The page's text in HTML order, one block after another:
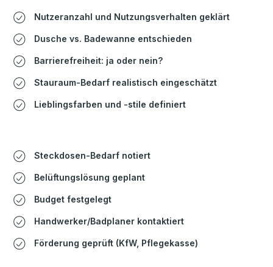
Nutzeranzahl und Nutzungsverhalten geklärt
Dusche vs. Badewanne entschieden
Barrierefreiheit: ja oder nein?
Stauraum-Bedarf realistisch eingeschätzt
Lieblingsfarben und -stile definiert
Steckdosen-Bedarf notiert
Belüftungslösung geplant
Budget festgelegt
Handwerker/Badplaner kontaktiert
Förderung geprüft (KfW, Pflegekasse)